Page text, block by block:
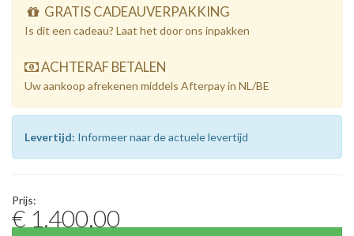
GRATIS CADEAUVERPAKKING
Is dit een cadeau? Laat het door ons inpakken
ACHTERAF BETALEN
Uw aankoop afrekenen middels Afterpay in NL/BE
Levertijd: Informeer naar de actuele levertijd
Prijs:
€ 1.400,00